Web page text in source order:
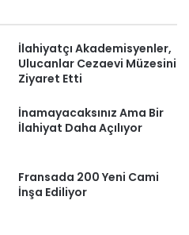
İlahiyatçı Akademisyenler,
Ulucanlar Cezaevi Müzesini
Ziyaret Etti
İnamayacaksınız Ama Bir
İlahiyat Daha Açılıyor
Fransada 200 Yeni Cami
İnşa Ediliyor